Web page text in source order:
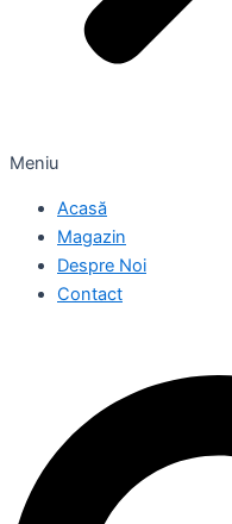
Meniu
Acasă
Magazin
Despre Noi
Contact